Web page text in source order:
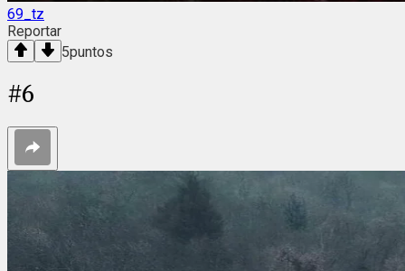
69_tz
Reportar
5puntos
#6